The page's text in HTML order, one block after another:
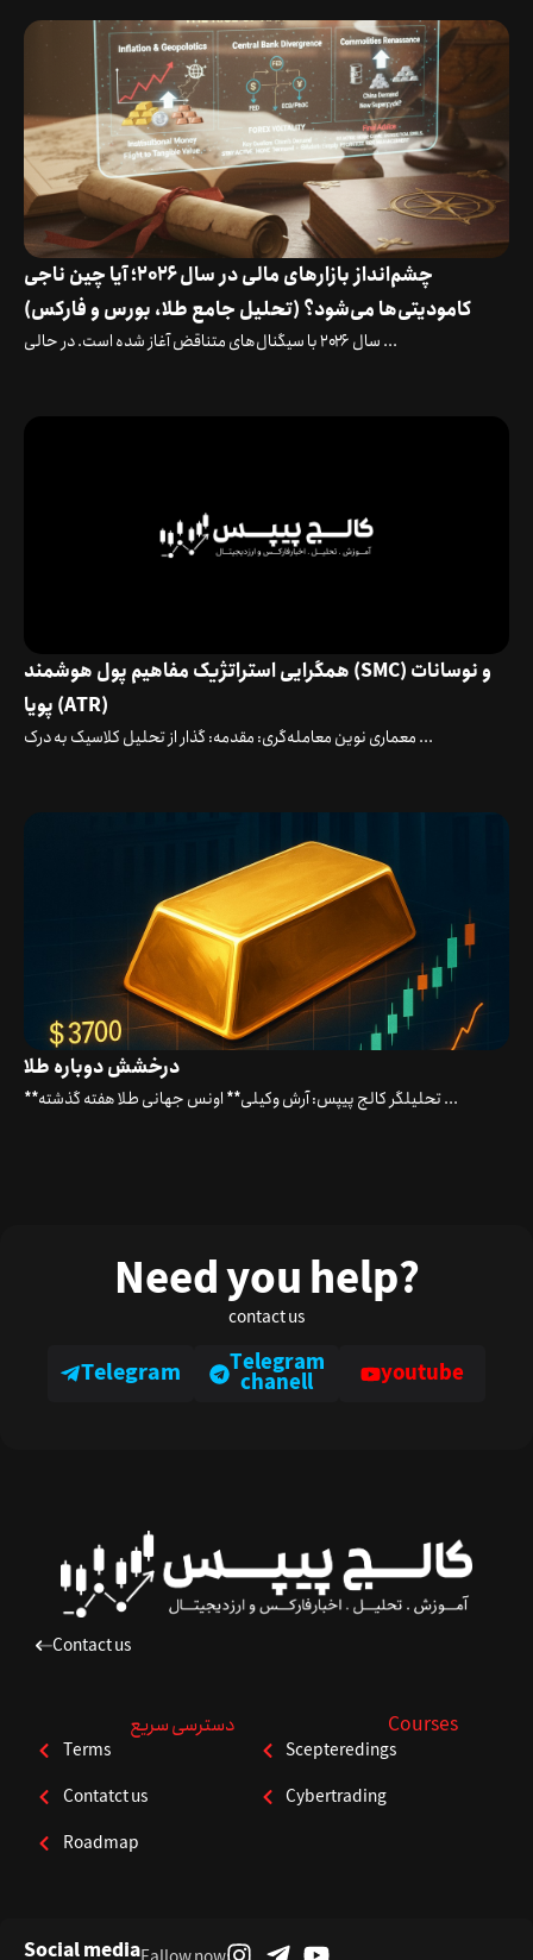
چشم‌انداز بازارهای مالی در سال ۲۰۲۶؛ آیا چین ناجی
کامودیتی‌ها می‌شود؟ (تحلیل جامع طلا، بورس و فارکس)
سال ۲۰۲۶ با سیگنال‌های متناقض آغاز شده است. در حالی ...
همگرایی استراتژیک مفاهیم پول هوشمند (SMC) و نوسانات
پویا (ATR)
معماری نوین معامله‌گری: مقدمه: گذار از تحلیل کلاسیک به درک ...
درخشش دوباره طلا
**تحلیلگر کالج پیپس: آرش وکیلی** اونس جهانی طلا هفته گذشته ...
Need you help?
contact us
Telegram Telegram
chanell youtube
Contact us
دسترسی سریع
Terms
Contatct us
Roadmap
Courses
Scepteredings
Cybertrading
Social media